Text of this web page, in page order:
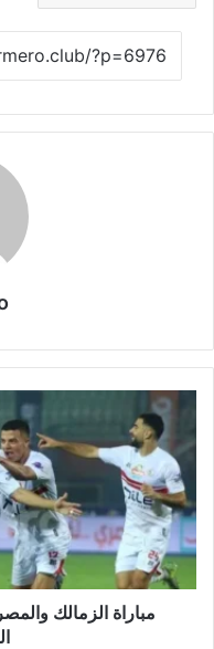
مباراة
الزمالك
والمصري
من
سيحسم
القمة
في
كأس
الكونفدرالية
مباراة الزمالك